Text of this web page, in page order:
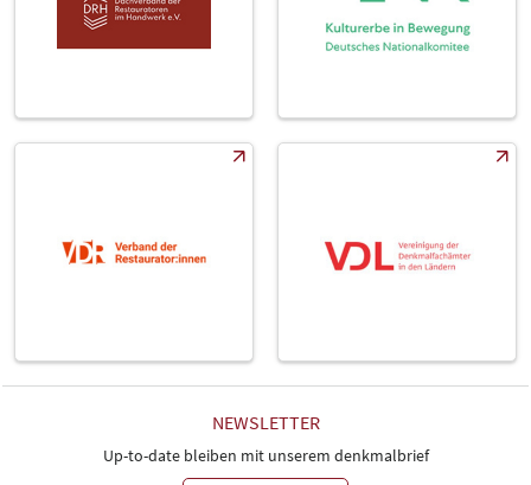
NEWSLETTER
Up-to-date bleiben mit unserem denkmalbrief